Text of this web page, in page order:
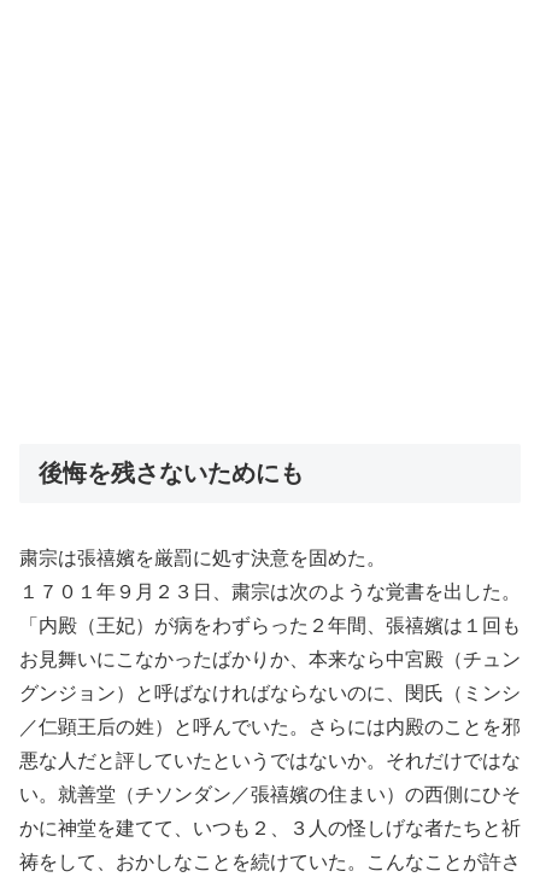
後悔を残さないためにも
粛宗は張禧嬪を厳罰に処す決意を固めた。
１７０１年９月２３日、粛宗は次のような覚書を出した。
「内殿（王妃）が病をわずらった２年間、張禧嬪は１回も
お見舞いにこなかったばかりか、本来なら中宮殿（チュン
グンジョン）と呼ばなければならないのに、閔氏（ミンシ
／仁顕王后の姓）と呼んでいた。さらには内殿のことを邪
悪な人だと評していたというではないか。それだけではな
い。就善堂（チソンダン／張禧嬪の住まい）の西側にひそ
かに神堂を建てて、いつも２、３人の怪しげな者たちと祈
祷をして、おかしなことを続けていた。こんなことが許さ